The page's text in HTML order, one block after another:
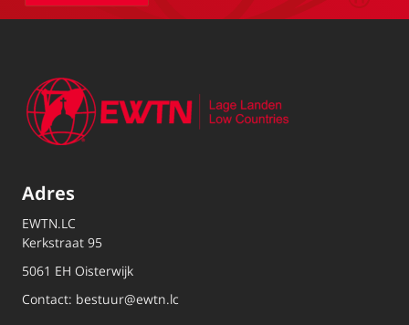
Adres
EWTN.LC
Kerkstraat 95
5061 EH Oisterwijk
Contact: bestuur@ewtn.lc